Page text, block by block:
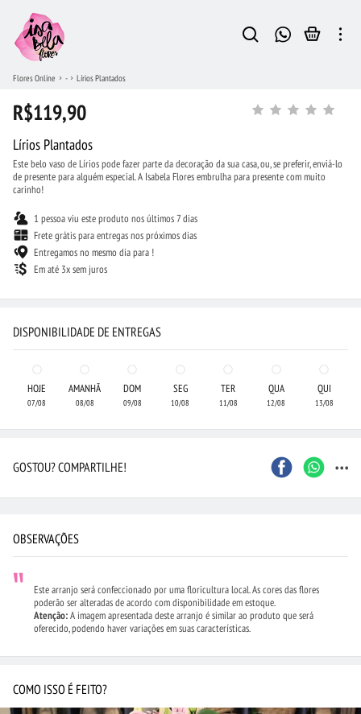
Flores Online - Lírios Plantados
R$119,90
Lírios Plantados
Este belo vaso de Lírios pode fazer parte da decoração da sua casa, ou, se preferir, enviá-lo
de presente para alguém especial. A Isabela Flores embrulha para presente com muito
carinho!
1 pessoa viu este produto nos últimos 7 dias
Frete grátis para entregas nos próximos dias
Entregamos no mesmo dia para !
Em até 3x sem juros
DISPONIBILIDADE DE ENTREGAS
HOJE
07/08
AMANHÃ
08/08
DOM
09/08
SEG
10/08
TER
11/08
QUA
12/08
QUI
13/08
GOSTOU? COMPARTILHE! ...
OBSERVAÇÕES
Este arranjo será confeccionado por uma floricultura local. As cores das flores
poderão ser alteradas de acordo com disponibilidade em estoque.
Atenção:A imagem apresentada deste arranjo é similar ao produto que será
oferecido, podendo haver variações em suas características.
COMO ISSO É FEITO?